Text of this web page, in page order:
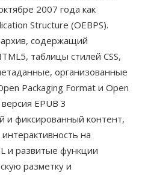
2007 года как
Structure (OEBPS).
содержащий
таблицы стилей CSS,
организованные
Packaging Format и Open
EPUB 3
и фиксированный контент,
на
и развитые функции
разметку и